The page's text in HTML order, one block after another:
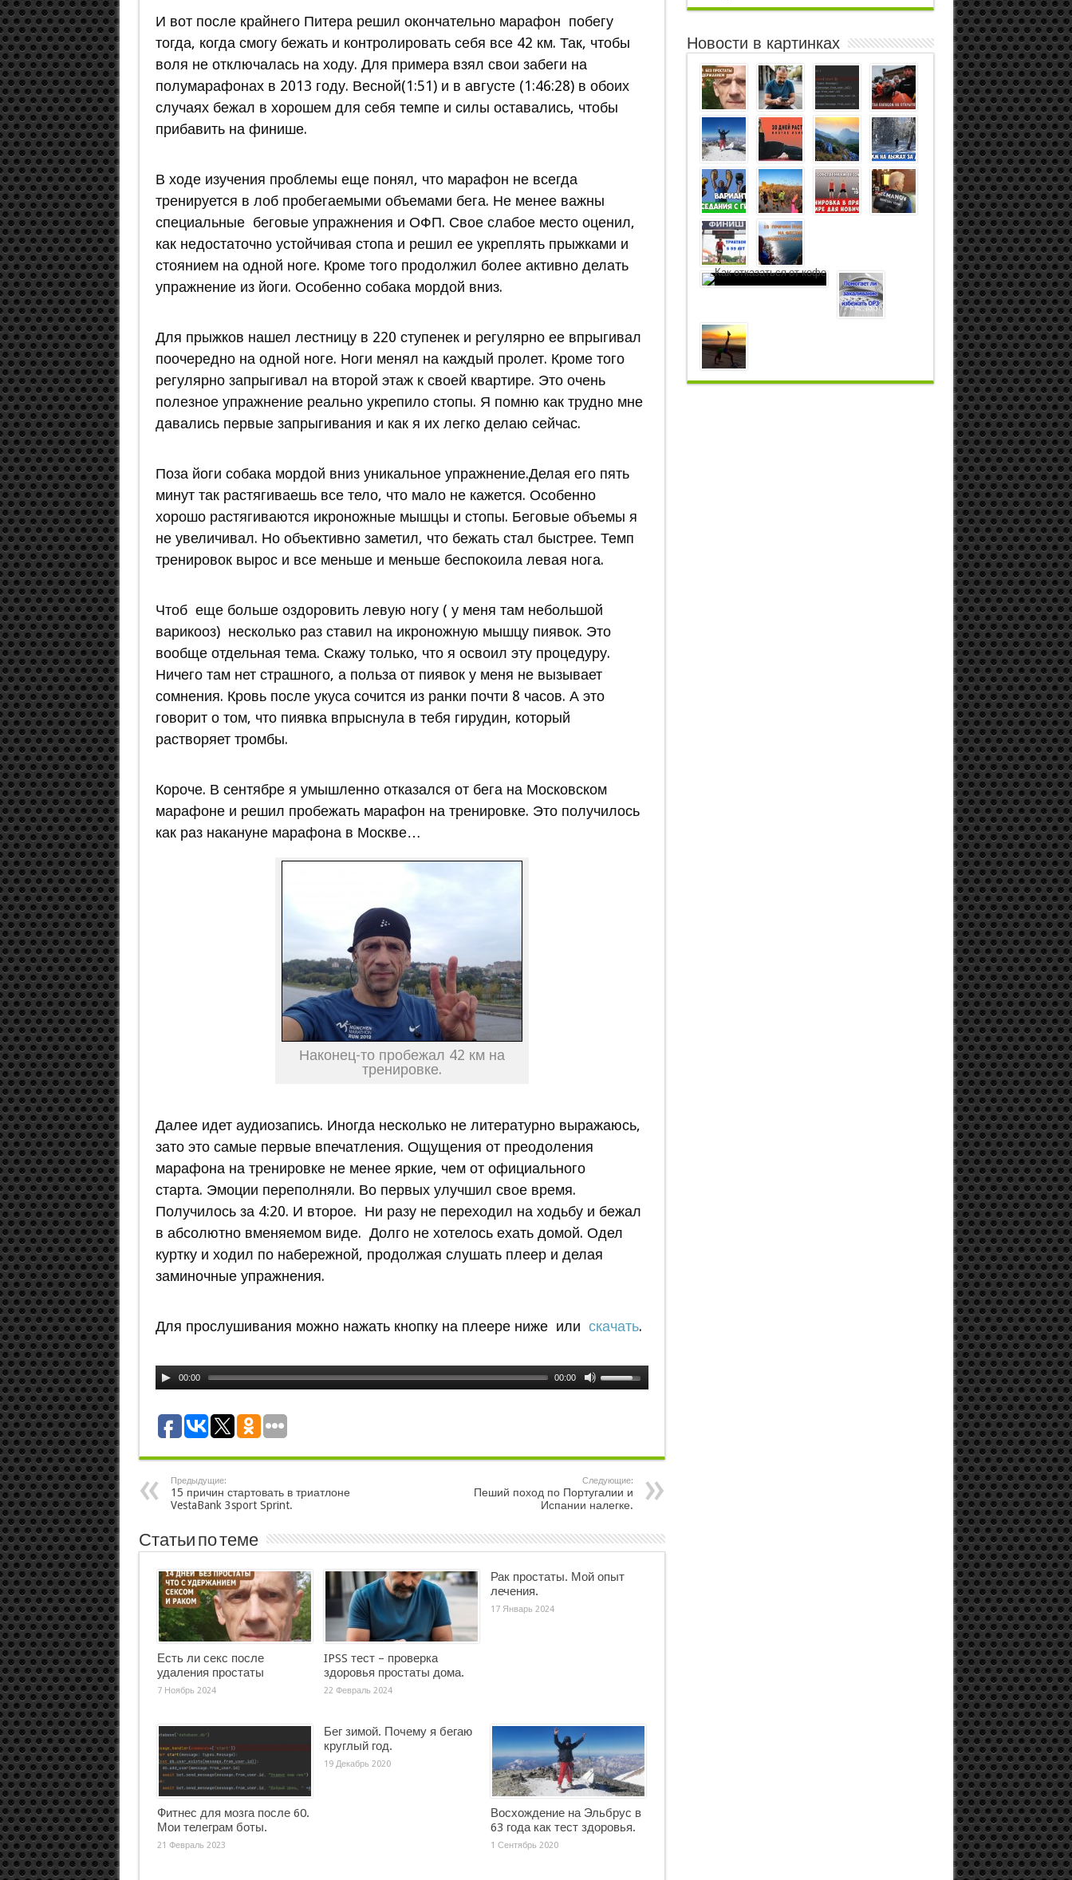
И вот после крайнего Питера решил окончательно марафон побегу
тогда, когда смогу бежать и контролировать себя все 42 км. Так, чтобы
воля не отключалась на ходу. Для примера взял свои забеги на
полумарафонах в 2013 году. Весной(1:51) и в августе (1:46:28) в обоих
случаях бежал в хорошем для себя темпе и силы оставались, чтобы
прибавить на финише.
В ходе изучения проблемы еще понял, что марафон не всегда
тренируется в лоб пробегаемыми объемами бега. Не менее важны
специальные беговые упражнения и ОФП. Свое слабое место оценил,
как недостаточно устойчивая стопа и решил ее укреплять прыжками и
стоянием на одной ноге. Кроме того продолжил более активно делать
упражнение из йоги. Особенно собака мордой вниз.
Для прыжков нашел лестницу в 220 ступенек и регулярно ее впрыгивал
поочередно на одной ноге. Ноги менял на каждый пролет. Кроме того
регулярно запрыгивал на второй этаж к своей квартире. Это очень
полезное упражнение реально укрепило стопы. Я помню как трудно мне
давались первые запрыгивания и как я их легко делаю сейчас.
Поза йоги собака мордой вниз уникальное упражнение.Делая его пять
минут так растягиваешь все тело, что мало не кажется. Особенно
хорошо растягиваются икроножные мышцы и стопы. Беговые объемы я
не увеличивал. Но объективно заметил, что бежать стал быстрее. Темп
тренировок вырос и все меньше и меньше беспокоила левая нога.
Чтоб еще больше оздоровить левую ногу ( у меня там небольшой
варикооз) несколько раз ставил на икроножную мышцу пиявок. Это
вообще отдельная тема. Скажу только, что я освоил эту процедуру.
Ничего там нет страшного, а польза от пиявок у меня не вызывает
сомнения. Кровь после укуса сочится из ранки почти 8 часов. А это
говорит о том, что пиявка впрыснула в тебя гирудин, который
растворяет тромбы.
Короче. В сентябре я умышленно отказался от бега на Московском
марафоне и решил пробежать марафон на тренировке. Это получилось
как раз накануне марафона в Москве…
Наконец-то пробежал 42 км на
тренировке.
Далее идет аудиозапись. Иногда несколько не литературно выражаюсь,
зато это самые первые впечатления. Ощущения от преодоления
марафона на тренировке не менее яркие, чем от официального
старта. Эмоции переполняли. Во первых улучшил свое время.
Получилось за 4:20. И второе. Ни разу не переходил на ходьбу и бежал
в абсолютно вменяемом виде. Долго не хотелось ехать домой. Одел
куртку и ходил по набережной, продолжая слушать плеер и делая
заминочные упражнения.
Для прослушивания можно нажать кнопку на плеере ниже или скачать.
00:00 00:00
Предыдущие:
15 причин стартовать в триатлоне
VestaBank 3sport Sprint.
Следующие:
Пеший поход по Португалии и
Испании налегке.
Статьи по теме
Есть ли секс после
удаления простаты
7 Ноябрь 2024
IPSS тест – проверка
здоровья простаты дома.
22 Февраль 2024
Рак простаты. Мой опыт
лечения.
17 Январь 2024
Фитнес для мозга после 60.
Мои телеграм боты.
21 Февраль 2023
Бег зимой. Почему я бегаю
круглый год.
19 Декабрь 2020
Восхождение на Эльбрус в
63 года как тест здоровья.
1 Сентябрь 2020
Новости в картинках